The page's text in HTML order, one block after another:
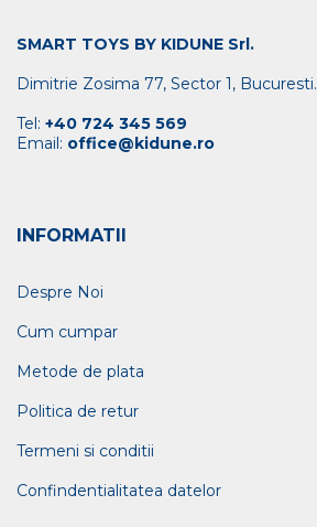
SMART TOYS BY KIDUNE Srl.
Dimitrie Zosima 77, Sector 1, Bucuresti.
Tel: +40 724 345 569
Email: office@kidune.ro
INFORMATII
Despre Noi
Cum cumpar
Metode de plata
Politica de retur
Termeni si conditii
Confindentialitatea datelor